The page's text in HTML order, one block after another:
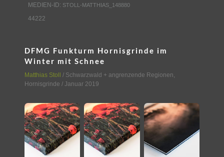
MEDIEN-ID: STOLL-MATTHIAS_148880
44222
DFMG Funkturm Hornisgrinde im
Winter mit Schnee
Matthias Stoll / Schwarzwald + angrenzende Regionen,
Hornisgrinde / Januar 2019